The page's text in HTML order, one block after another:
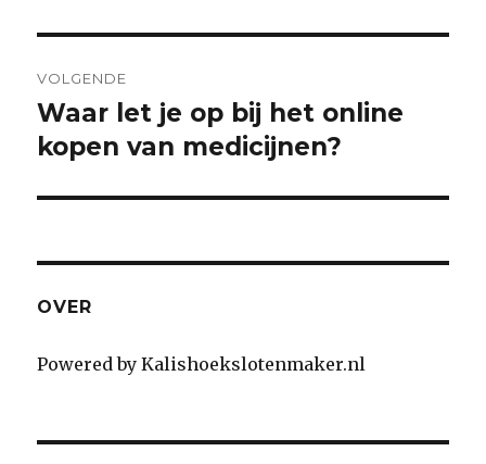
VOLGENDE
Next
post:
Waar let je op bij het online
kopen van medicijnen?
OVER
Powered by Kalishoekslotenmaker.nl